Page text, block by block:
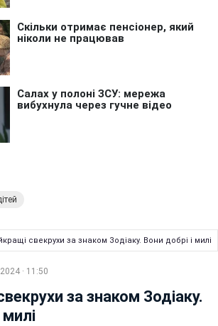
свекрухи за знаком Зодіаку. Вони добрі і милі
· 11:50
за знаком Зодіаку.
милі